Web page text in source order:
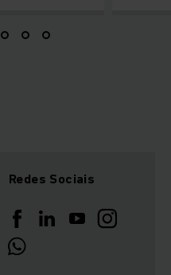
Redes Sociais